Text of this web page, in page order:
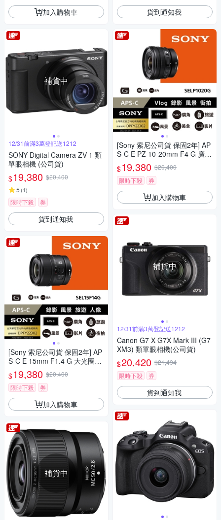
加入購物車
補貨中
12/31前滿3萬登記送1212
SONY Digital Camera ZV-1 類
單眼相機 (公司貨)
$19,380 $20,400
5 (1)
限時下殺 券
貨到通知我
[Sony 索尼公司貨 保固2年] AP
S-C E 15mm F1.4 G 大光圈廣
角定焦鏡 SEL15F14G
$19,380 $20,400
限時下殺
券
加入購物車
補貨中
貨到通知我
[Sony 索尼公司貨 保固2年] AP
S-C E PZ 10-20mm F4 G 廣角
電動變焦鏡 SELP1020G
$19,380 $20,400
限時下殺
券
加入購物車
補貨中
12/31前滿3萬登記送1212
Canon G7 X G7X Mark III (G7
XM3) 類單眼相機(公司貨)
$20,420 $21,494
限時下殺
券
貨到通知我